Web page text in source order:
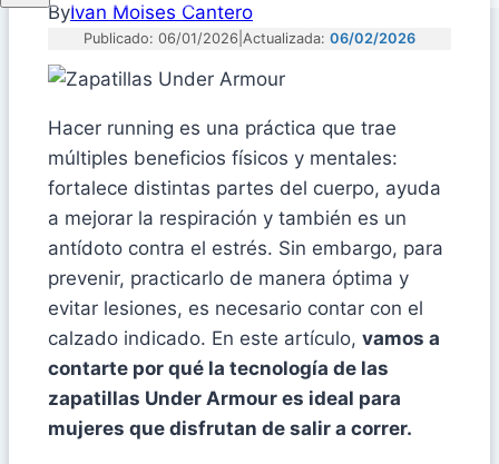
ByIvan Moises Cantero
Publicado: 06/01/2026 Actualizada: 06/02/2026
Hacer running es una práctica que trae
múltiples beneficios físicos y mentales:
fortalece distintas partes del cuerpo, ayuda
a mejorar la respiración y también es un
antídoto contra el estrés. Sin embargo, para
prevenir, practicarlo de manera óptima y
evitar lesiones, es necesario contar con el
calzado indicado. En este artículo, vamos a
contarte por qué la tecnología de las
zapatillas Under Armour es ideal para
mujeres que disfrutan de salir a correr.